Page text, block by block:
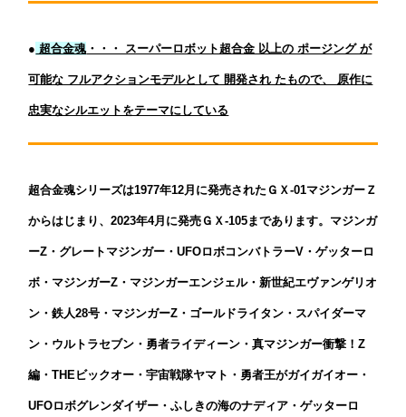
● 超合金魂・・・ スーパーロボット超合金 以上の ポージング が
可能な フルアクションモデルとして 開発され たもので、 原作に
忠実なシルエットをテーマにしている
超合金魂シリーズは1977年12月に発売されたＧＸ-01マジンガーＺ
からはじまり、2023年4月に発売ＧＸ-105まであります。マジンガ
ーZ・グレートマジンガー・UFOロボコンバトラーV・ゲッターロ
ボ・マジンガーZ・マジンガーエンジェル・新世紀エヴァンゲリオ
ン・鉄人28号・マジンガーZ・ゴールドライタン・スパイダーマ
ン・ウルトラセブン・勇者ライディーン・真マジンガー衝撃！Z
編・THEビックオー・宇宙戦隊ヤマト・勇者王がガイガイオー・
UFOロボグレンダイザー・ふしきの海のナディア・ゲッターロ